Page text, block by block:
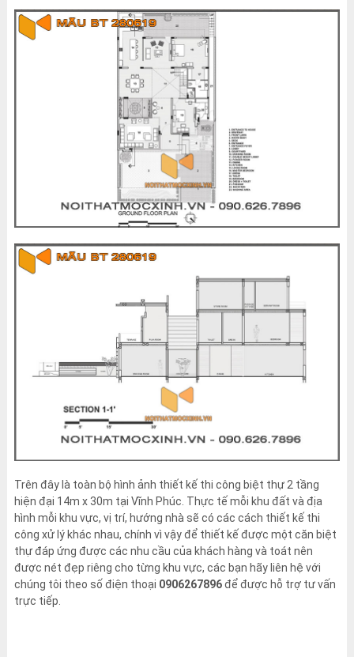
Trên đây là toàn bộ hình ảnh thiết kế thi công biệt thự 2 tầng
hiện đại 14m x 30m tại Vĩnh Phúc. Thực tế mỗi khu đất và địa
hình mỗi khu vực, vị trí, hướng nhà sẽ có các cách thiết kế thi
công xử lý khác nhau, chính vì vậy để thiết kế được một căn biệt
thự đáp ứng được các nhu cầu của khách hàng và toát nên
được nét đẹp riêng cho từng khu vực, các bạn hãy liên hệ với
chúng tôi theo số điện thoại 0906267896để được hỗ trợ tư vấn
trực tiếp.